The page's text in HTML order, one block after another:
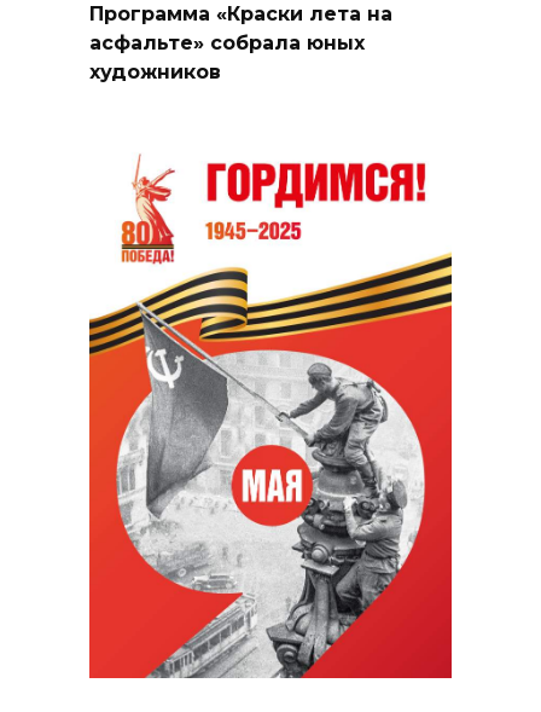
Программа «Краски лета на
асфальте» собрала юных
художников